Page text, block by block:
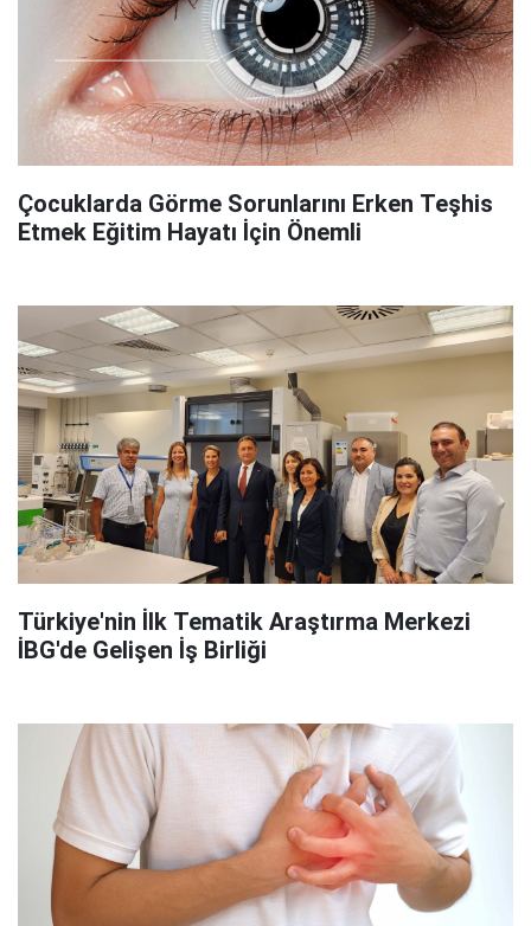
Çocuklarda Görme Sorunlarını Erken Teşhis
Etmek Eğitim Hayatı İçin Önemli
Türkiye'nin İlk Tematik Araştırma Merkezi
İBG'de Gelişen İş Birliği